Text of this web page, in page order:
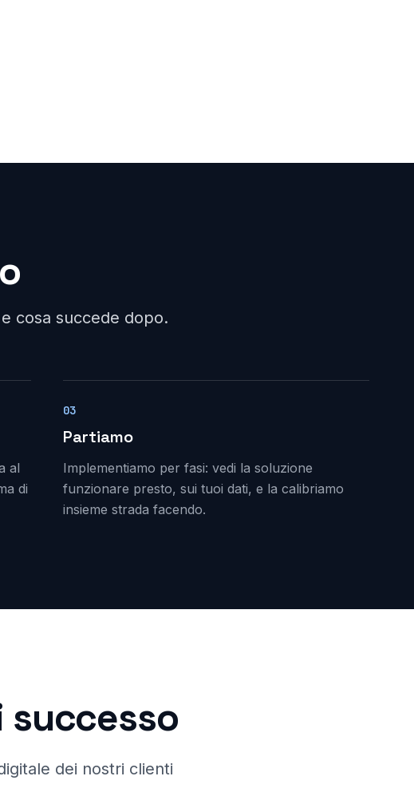
cosa succede dopo.
al
di
03
Partiamo
Implementiamo per fasi: vedi la soluzione
funzionare presto, sui tuoi dati, e la calibriamo
insieme strada facendo.
successo
dei nostri clienti